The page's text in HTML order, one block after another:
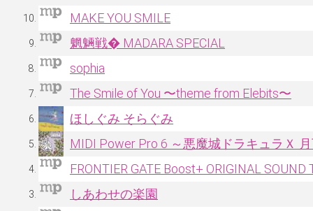
MAKE YOU SMILE
魍魎戦� MADARA SPECIAL
sophia
The Smile of You 〜theme from Elebits〜
ほしぐみ そらぐみ
MIDI Power Pro 6 ～悪魔城ドラキュラＸ
FRONTIER GATE Boost+ ORIGINAL SOUND
しあわせの楽園